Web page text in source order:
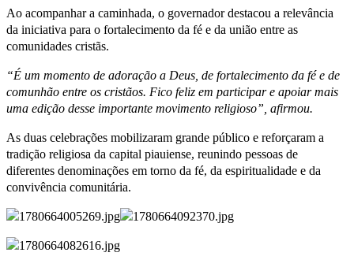
Ao acompanhar a caminhada, o governador destacou a relevância
da iniciativa para o fortalecimento da fé e da união entre as
comunidades cristãs.
“É um momento de adoração a Deus, de fortalecimento da fé e de
comunhão entre os cristãos. Fico feliz em participar e apoiar mais
uma edição desse importante movimento religioso”, afirmou.
As duas celebrações mobilizaram grande público e reforçaram a
tradição religiosa da capital piauiense, reunindo pessoas de
diferentes denominações em torno da fé, da espiritualidade e da
convivência comunitária.